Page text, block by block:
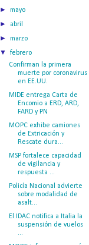
►mayo
► abril
►marzo
▼febrero
Confirman la primera
muerte por coronavirus
en EE.UU.
MIDE entrega Carta de
Encomio a ERD, ARD,
FARD y PN
MOPC exhibe camiones
de Extricación y
Rescate dura...
MSP fortalece capacidad
de vigilancia y
respuesta ...
Policía Nacional advierte
sobre modalidad de
asalt...
El IDAC notifica a Italia la
suspensión de vuelos
...